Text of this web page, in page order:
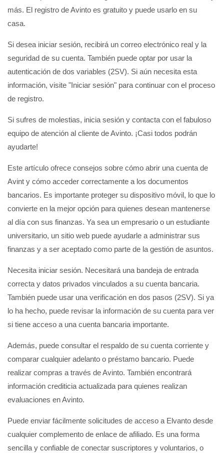
más. El registro de Avinto es gratuito y puede usarlo en su
casa.
Si desea iniciar sesión, recibirá un correo electrónico real y la
seguridad de su cuenta. También puede optar por usar la
autenticación de dos variables (2SV). Si aún necesita esta
información, visite "Iniciar sesión" para continuar con el proceso
de registro.
Si sufres de molestias, inicia sesión y contacta con el fabuloso
equipo de atención al cliente de Avinto. ¡Casi todos podrán
ayudarte!
Este artículo ofrece consejos sobre cómo abrir una cuenta de
Avint y cómo acceder correctamente a los documentos
bancarios. Es importante proteger su dispositivo móvil, lo que lo
convierte en la mejor opción para quienes desean mantenerse
al día con sus finanzas. Ya sea un empresario o un estudiante
universitario, un sitio web puede ayudarle a administrar sus
finanzas y a ser aceptado como parte de la gestión de asuntos.
Necesita iniciar sesión. Necesitará una bandeja de entrada
correcta y datos privados vinculados a su cuenta bancaria.
También puede usar una verificación en dos pasos (2SV). Si ya
lo ha hecho, puede revisar la información de su cuenta para ver
si tiene acceso a una cuenta bancaria importante.
Además, puede consultar el respaldo de su cuenta corriente y
comparar cualquier adelanto o préstamo bancario. Puede
realizar compras a través de Avinto. También encontrará
información crediticia actualizada para quienes realizan
evaluaciones en Avinto.
Puede enviar fácilmente solicitudes de acceso a Elvanto desde
cualquier complemento de enlace de afiliado. Es una forma
sencilla y confiable de conectar suscriptores y voluntarios, o